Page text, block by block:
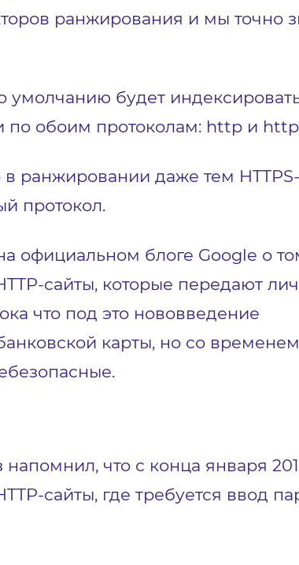
ранжирования и мы точно
умолчанию будет
по обоим протоколам: http и
ранжировании даже тем HTTPS-
протокол.
официальном блоге Google о
сайты, которые передают
что под это нововведение
карты, но со
что с конца января
сайты, где требуется ввод